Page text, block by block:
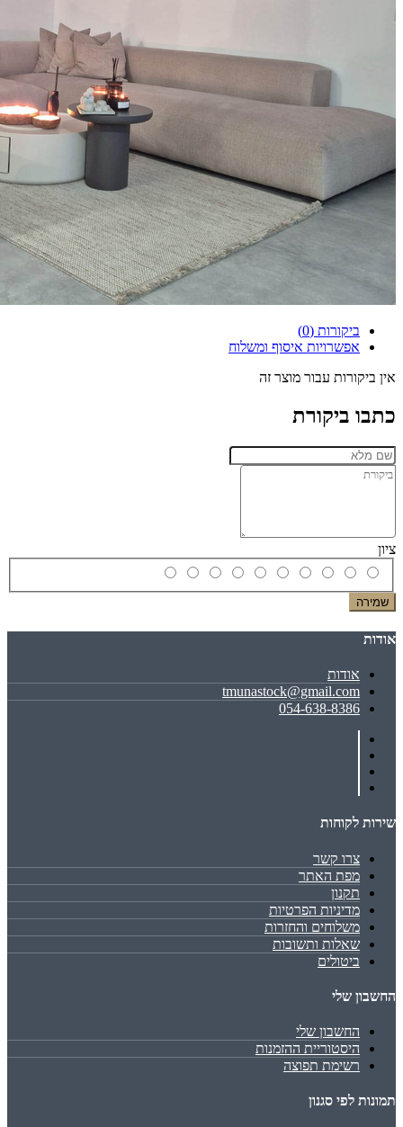
ביקורות (0)
אפשרויות איסוף ומשלוח
אין ביקורות עבור מוצר זה
כתבו ביקורת
ציון
שמירה
אודות
אודות
tmunastock@gmail.com
054-638-8386
שירות לקוחות
צרו קשר
מפת האתר
תקנון
מדיניות הפרטיות
משלוחים והחזרות
שאלות ותשובות
ביטולים
החשבון שלי
החשבון שלי
היסטוריית ההזמנות
רשימת תפוצה
תמונות לפי סגנון